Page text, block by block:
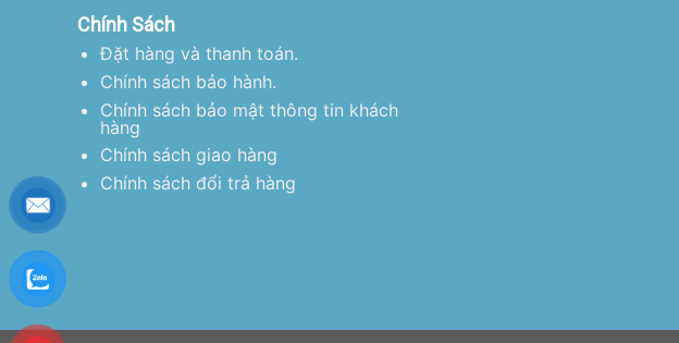
Chính Sách
Đặt hàng và thanh toán.
Chính sách bảo hành.
Chính sách bảo mật thông tin khách
hàng
Chính sách giao hàng
Chính sách đổi trả hàng